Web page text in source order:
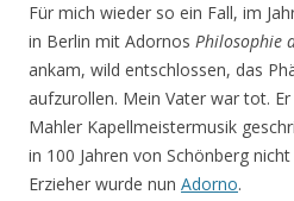
Für mich wieder so ein Fall, im
in Berlin mit Adornos Philosophie
ankam, wild entschlossen, das
aufzurollen. Mein Vater war tot.
Mahler Kapellmeistermusik
in 100 Jahren von Schönberg
Erzieher wurde nun Adorno.